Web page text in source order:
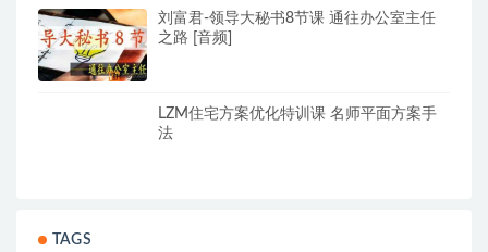
刘富君-领导大秘书8节课 通往办公室主任
之路 [音频]
LZM住宅方案优化特训课 名师平面方案手
法
TAGS